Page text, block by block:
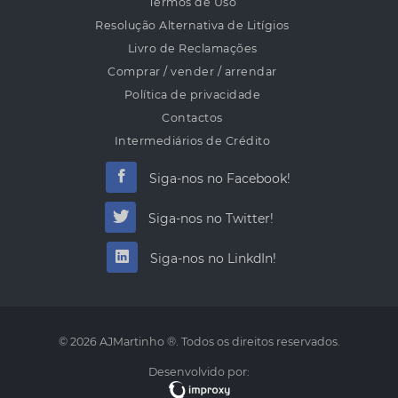
Resolução Alternativa de Litígios
Livro de Reclamações
Comprar / vender / arrendar
Política de privacidade
Contactos
Intermediários de Crédito
Siga-nos no Facebook!
Siga-nos no Twitter!
Siga-nos no LinkdIn!
© 2026 AJMartinho ®. Todos os direitos reservados.
Desenvolvido por: